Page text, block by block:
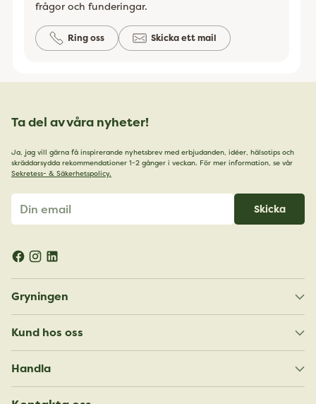
frågor och funderingar.
Ring oss Skicka ett mail
Ta del av våra nyheter!
Ja, jag vill gärna få inspirerande nyhetsbrev med erbjudanden, idéer, hälsotips och
skräddarsydda rekommendationer 1-2 gånger i veckan. För mer information, se vår
Sekretess- & Säkerhetspolicy.
email
Skicka
Gryningen
Kund hos oss
Handla